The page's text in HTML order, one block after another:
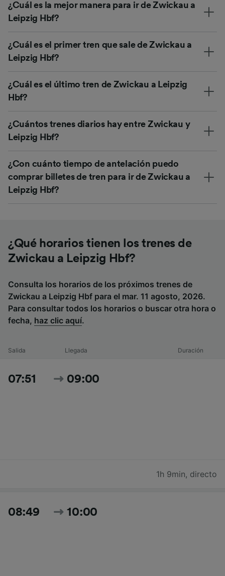
¿Cuál es la mejor manera para ir de Zwickau a
Leipzig Hbf?
¿Cuál es el primer tren que sale de Zwickau a
Leipzig Hbf?
¿Cuál es el último tren de Zwickau a Leipzig
Hbf?
¿Cuántos trenes diarios hay entre Zwickau y
Leipzig Hbf?
¿Con cuánto tiempo de antelación puedo
comprar billetes de tren para ir de Zwickau a
Leipzig Hbf?
¿Qué horarios tienen los trenes de
Zwickau a Leipzig Hbf?
Consulta los horarios de los próximos trenes de
Zwickau a Leipzig Hbf para el mar. 11 agosto, 2026.
Para consultar todos los horarios o buscar otra hora o
fecha, haz clic aquí.
Salida Llegada Duración
07:51 09:00
1h 9min, directo
08:49 10:00